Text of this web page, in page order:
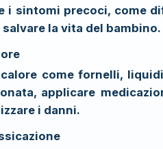
i sintomi precoci, come
salvare la vita del bambino.
come fornelli,
applicare
i danni.